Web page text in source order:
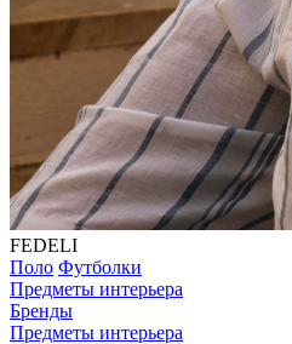
FEDELI
Поло Футболки
Предметы интерьера
Бренды
Предметы интерьера